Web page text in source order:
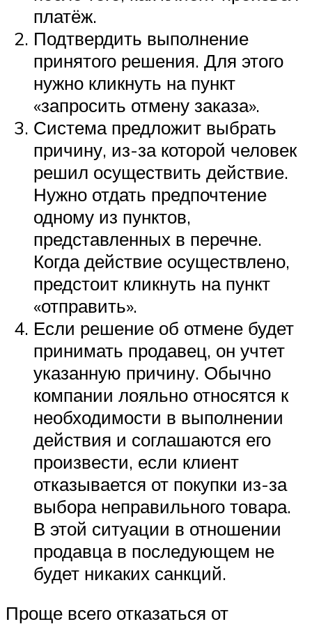
платёж.
Подтвердить выполнение
принятого решения. Для этого
нужно кликнуть на пункт
«запросить отмену заказа».
Система предложит выбрать
причину, из-за которой человек
решил осуществить действие.
Нужно отдать предпочтение
одному из пунктов,
представленных в перечне.
Когда действие осуществлено,
предстоит кликнуть на пункт
«отправить».
Если решение об отмене будет
принимать продавец, он учтет
указанную причину. Обычно
компании лояльно относятся к
необходимости в выполнении
действия и соглашаются его
произвести, если клиент
отказывается от покупки из-за
выбора неправильного товара.
В этой ситуации в отношении
продавца в последующем не
будет никаких санкций.
Проще всего отказаться от